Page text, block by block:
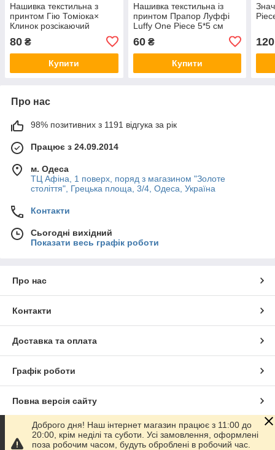
Нашивка текстильна з
принтом Гію Томіока×
Клинок розсікаючий
6*5см
80 ₴
Купити
Нашивка текстильна із
принтом Прапор Луффі
Luffy One Piece 5*5 см
60₴
Купити
120
Про нас
98% позитивних з 1191 відгука за рік
Працює з 24.09.2014
м. Одеса
ТЦ Афіна, 1 поверх, поряд з магазином "Золоте
століття", Грецька площа, 3/4, Одеса, Україна
Контакти
Сьогодні вихідний
Показати весь графік роботи
Про нас
Контакти
Доставка та оплата
Графік роботи
Повна версія сайту
Сайт створено на маркетплейсіProm.ua
Доброго дня! Наш інтернет магазин працює з 11:00 до
20:00, крім неділі та суботи. Усі замовлення, оформлені
поза робочим часом, будуть оброблені в робочий час.